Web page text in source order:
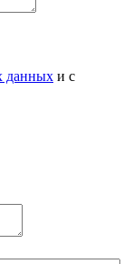
данных и с